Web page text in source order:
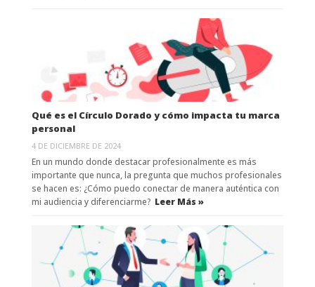
Qué es el Círculo Dorado y cómo impacta tu marca
personal
4 DE DICIEMBRE DE 2024
En un mundo donde destacar profesionalmente es más
importante que nunca, la pregunta que muchos profesionales
se hacen es: ¿Cómo puedo conectar de manera auténtica con
mi audiencia y diferenciarme? Leer Más »